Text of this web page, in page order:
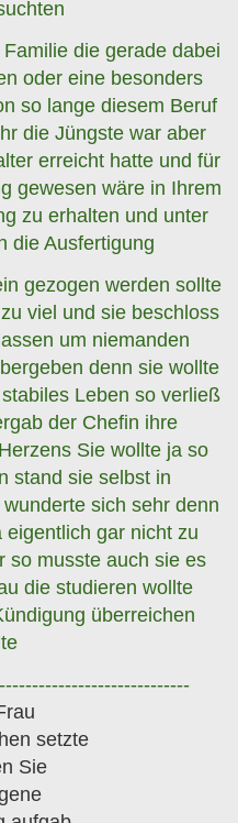
die gerade dabei
oder eine besonders
so lange diesem Beruf
die Jüngste war aber
erreicht hatte und für
gewesen wäre in Ihrem
zu erhalten und unter
die Ausfertigung
gezogen werden sollte
viel und sie beschloss
um niemanden
denn sie wollte
Leben so verließ
der Chefin ihre
Sie wollte ja so
stand sie selbst in
sich sehr denn
gar nicht zu
so musste auch sie es
die studieren wollte
überreichen
setzte
Sie